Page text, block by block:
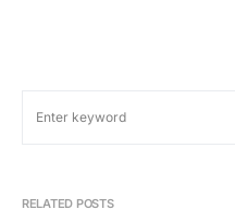
RELATED POSTS